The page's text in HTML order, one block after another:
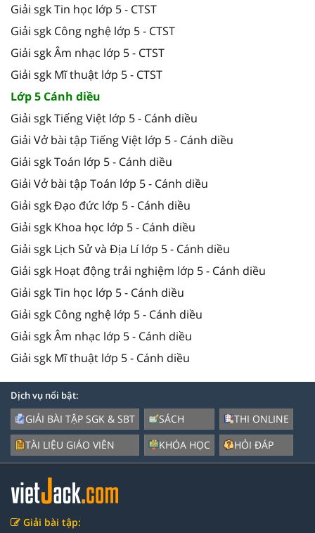
Giải sgk Tin học lớp 5 - CTST
Giải sgk Công nghệ lớp 5 - CTST
Giải sgk Âm nhạc lớp 5 - CTST
Giải sgk Mĩ thuật lớp 5 - CTST
Lớp 5 Cánh diều
Giải sgk Tiếng Việt lớp 5 - Cánh diều
Giải Vở bài tập Tiếng Việt lớp 5 - Cánh diều
Giải sgk Toán lớp 5 - Cánh diều
Giải Vở bài tập Toán lớp 5 - Cánh diều
Giải sgk Đạo đức lớp 5 - Cánh diều
Giải sgk Khoa học lớp 5 - Cánh diều
Giải sgk Lịch Sử và Địa Lí lớp 5 - Cánh diều
Giải sgk Hoạt động trải nghiệm lớp 5 - Cánh diều
Giải sgk Tin học lớp 5 - Cánh diều
Giải sgk Công nghệ lớp 5 - Cánh diều
Giải sgk Âm nhạc lớp 5 - Cánh diều
Giải sgk Mĩ thuật lớp 5 - Cánh diều
Dịch vụ nổi bật:
GIẢI BÀI TẬP SGK & SBT
TÀI LIỆU GIÁO VIÊN
SÁCH
KHÓA HỌC
THI ONLINE
HỎI ĐÁP
Giải bài tập: